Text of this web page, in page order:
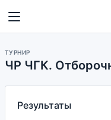
ТУРНИР
ЧР ЧГК.
Результаты